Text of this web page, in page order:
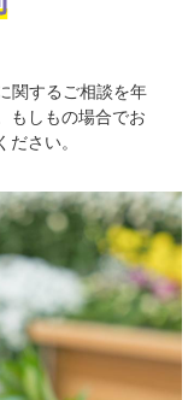
関するご相談を年
もしもの場合でお
さい。